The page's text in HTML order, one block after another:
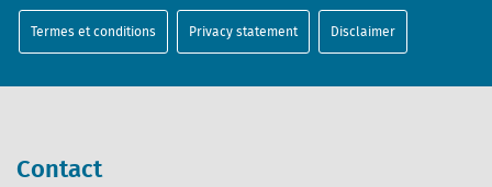
Termes et conditions Privacy statement Disclaimer
Contact